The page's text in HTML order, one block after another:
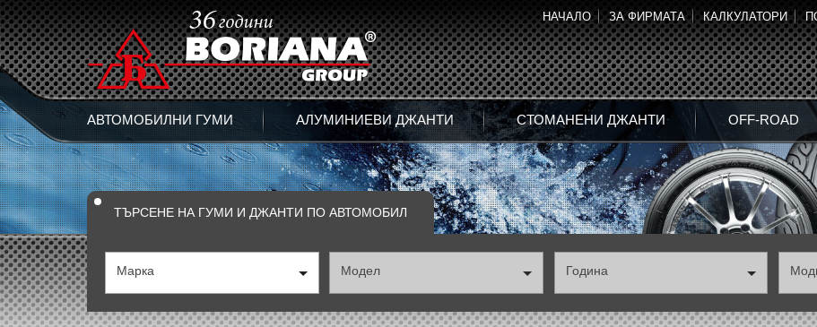
НАЧАЛО ЗА ФИРМАТА КАЛКУЛАТОРИ
АВТОМОБИЛНИ ГУМИ АЛУМИНИЕВИ ДЖАНТИ СТОМАНЕНИ ДЖАНТИ OFF-ROAD
ТЪРСЕНЕ НА ГУМИ И ДЖАНТИ ПО АВТОМОБИЛ
Марка Модел Година